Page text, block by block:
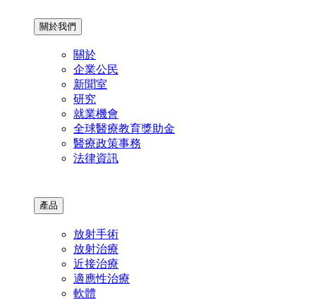
關於我們
關於
企業公民
新聞室
研究
就業機會
全球醫療教育獎助金
醫療政策事務
法律資訊
產品
放射手術
放射治療
近接治療
適應性治療
軟體